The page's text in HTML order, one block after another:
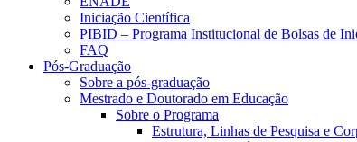
Iniciação Científica
PIBID – Programa Institucional de Bolsas de
FAQ
Pós-Graduação
Sobre a pós-graduação
Mestrado e Doutorado em Educação
Sobre o Programa
Estrutura, Linhas de Pesquisa e